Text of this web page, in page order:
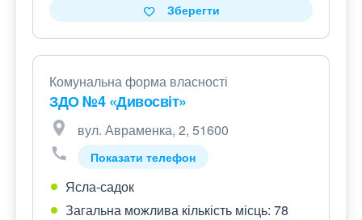
Зберегти
Комунальна форма власності
ЗДО №4 «Дивосвіт»
вул. Авраменка, 2, 51600
Показати телефон
Ясла-садок
Загальна можлива кількість місць: 78